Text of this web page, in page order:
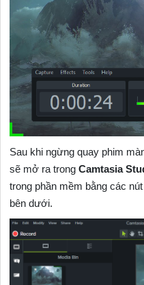
Sau khi ngừng quay phim
sẽ mở ra trongCamtasia
trong phần mềm bằng các
bên dưới.